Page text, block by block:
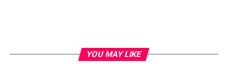
YOU MAY LIKE